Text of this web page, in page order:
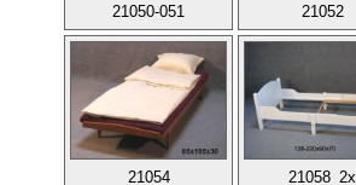
21050-051 21052
21054 21058_2x